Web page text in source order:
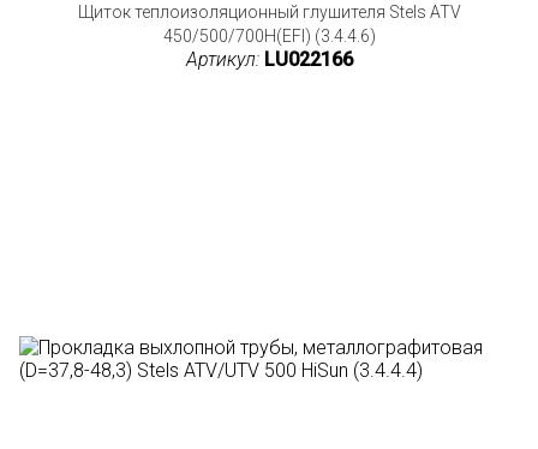
Щиток теплоизоляционный глушителя Stels ATV
450/500/700H(EFI) (3.4.4.6)
Артикул: LU022166